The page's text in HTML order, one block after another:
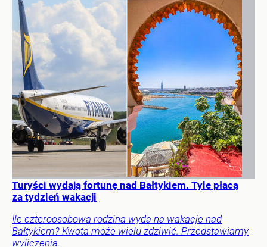
Turyści wydają fortunę nad Bałtykiem. Tyle płacą
za tydzień wakacji
Ile czteroosobowa rodzina wyda na wakacje nad
Bałtykiem? Kwota może wielu zdziwić. Przedstawiamy
wyliczenia.